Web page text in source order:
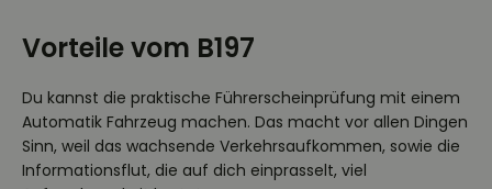
Vorteile vom B197
Du kannst die praktische Führerscheinprüfung mit einem
Automatik Fahrzeug machen. Das macht vor allen Dingen
Sinn, weil das wachsende Verkehrsaufkommen, sowie die
Informationsflut, die auf dich einprasselt, viel